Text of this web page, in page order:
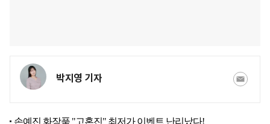
박지영 기자